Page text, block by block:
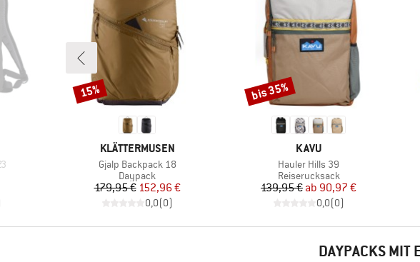
MARKE
KLÄTTERMUSEN
Artikel
Gjalp Backpack 18
Produktgruppe
Daypack
Preis
179,95 €reduzierter Preis
152,96 €
0,0(0)
Rabatt
15%
MARKE
KAVU
Artikel
Hauler Hills 39
Produktgruppe
Reiserucksack
Preis
139,95 € reduzierter Preis
ab 90,97 €
0,0(0)
Rabatt
bis 35%
DAYPACKS MIT